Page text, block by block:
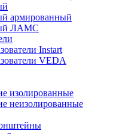
армированный
ЛАМС
Instart
VEDA
изолированные
неизолированные